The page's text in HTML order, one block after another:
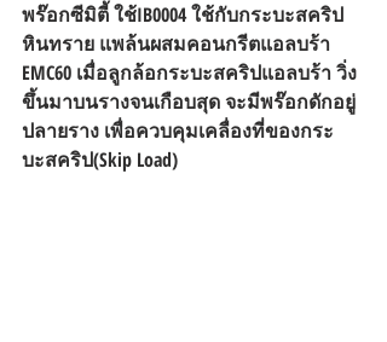
พร๊อกซีมิตี้ ใช้IB0004 ใช้กับกระบะสคริป
หินทราย แพล้นผสมคอนกรีตแอลบร้า
EMC60 เมื่อลูกล้อกระบะสคริปแอลบร้า วิ่ง
ขึ้นมาบนรางจนเกือบสุด จะมีพร๊อกดักอยู่
ปลายราง เพื่อควบคุมเคลื่องที่ของกระ
บะสคริป(Skip Load)